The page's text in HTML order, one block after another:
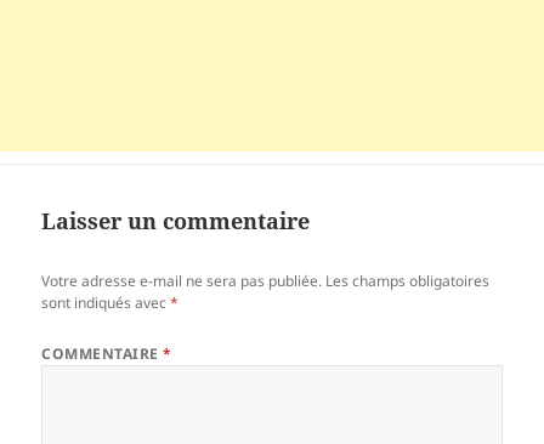
Laisser un commentaire
Votre adresse e-mail ne sera pas publiée. Les champs obligatoires
sont indiqués avec*
COMMENTAIRE*